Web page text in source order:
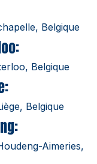
Belgique
Belgique
Belgique
Aimeries,